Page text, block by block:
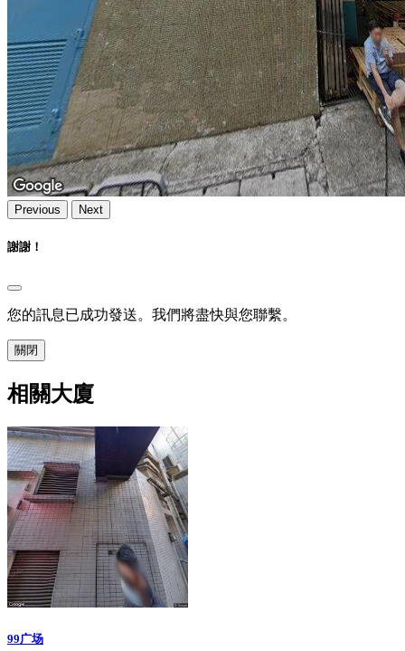
Previous Next
謝謝！
您的訊息已成功發送。我們將盡快與您聯繫。
關閉
相關大廈
99广场